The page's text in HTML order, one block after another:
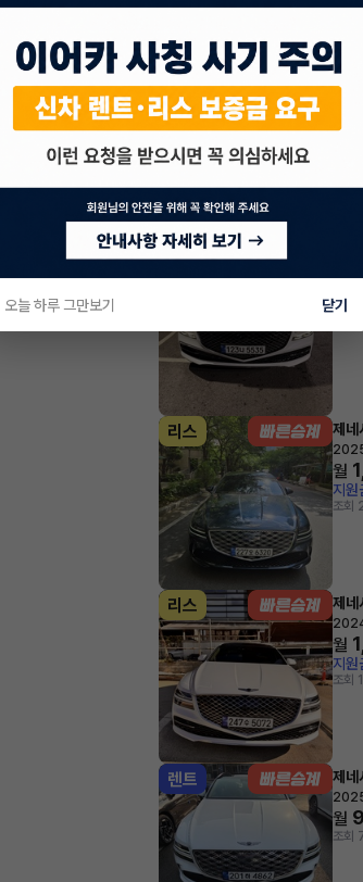
* 정확한 정보는 판매자와 반드
차량 위치
서울특별시 강남구 대치동
리스 제
월
조회
리스 제
월
지원
조회
리스 제
월
지원
조회
렌트 제
월
조회
오늘 하루 그만보기 닫기